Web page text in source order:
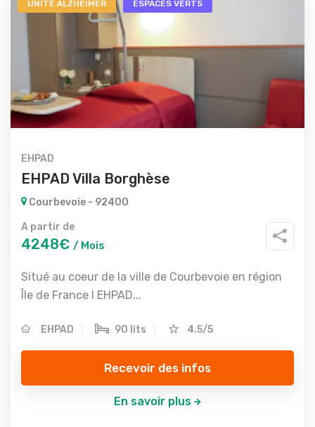
UNITÉ ALZHEIMER ESPACES VERTS
EHPAD
EHPAD Villa Borghèse
Courbevoie - 92400
A partir de
4248€ / Mois
Situé au coeur de la ville de Courbevoie en région
Île de France l EHPAD...
EHPAD 90 lits 4.5/5
Recevoir des infos
En savoir plus